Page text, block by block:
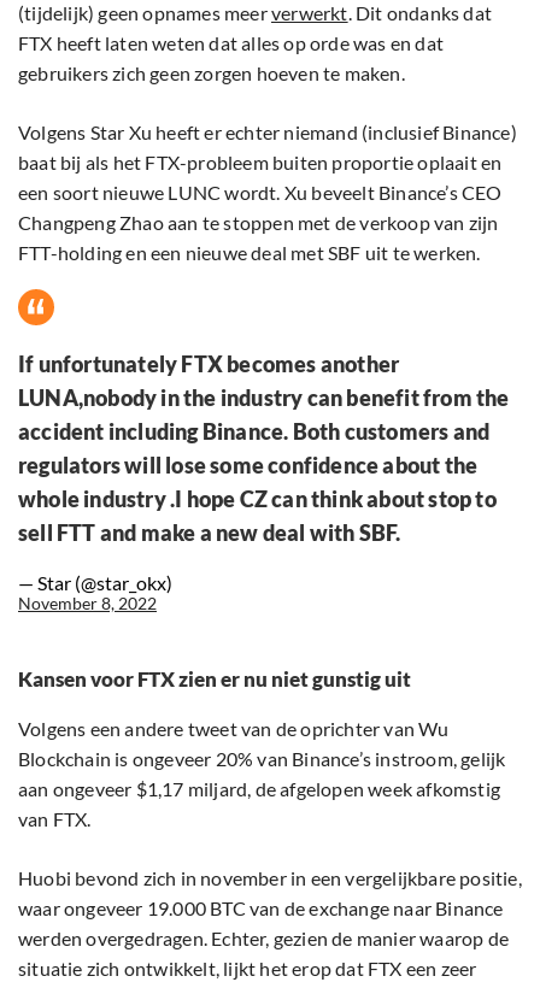
(tijdelijk) geen opnames meerverwerkt. Dit ondanks dat
FTX heeft laten weten dat alles op orde was en dat
gebruikers zich geen zorgen hoeven te maken.
Volgens Star Xu heeft er echter niemand (inclusief Binance)
baat bij als het FTX-probleem buiten proportie oplaait en
een soort nieuwe LUNC wordt. Xu beveelt Binance’s CEO
Changpeng Zhao aan te stoppen met de verkoop van zijn
FTT-holding en een nieuwe deal met SBF uit te werken.
If unfortunately FTX becomes another
LUNA,nobody in the industry can benefit from the
accident including Binance. Both customers and
regulators will lose some confidence about the
whole industry .I hope CZ can think about stop to
sell FTT and make a new deal with SBF.
— Star (@star_okx)
November 8, 2022
Kansen voor FTX zien er nu niet gunstig uit
Volgens een andere tweet van de oprichter van Wu
Blockchain is ongeveer 20% van Binance’s instroom, gelijk
aan ongeveer $1,17 miljard, de afgelopen week afkomstig
van FTX.
Huobi bevond zich in november in een vergelijkbare positie,
waar ongeveer 19.000 BTC van de exchange naar Binance
werden overgedragen. Echter, gezien de manier waarop de
situatie zich ontwikkelt, lijkt het erop dat FTX een zeer